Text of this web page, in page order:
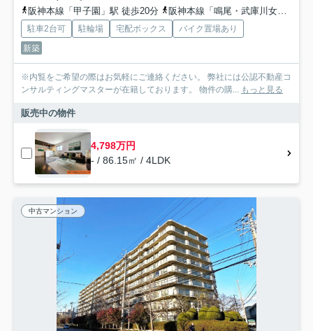
阪神本線「甲子園」駅 徒歩20分
阪神本線「鳴尾・武庫川女子大前」駅 徒歩26分
駐車2台可 駐輪場 宅配ボックス
バイク置場あり
新築
※内覧をご希望の際はお気軽にご連絡ください。 弊社には公認不動産コ
ンサルティングマスターが在籍しております。 物件の購... もっと見る
販売中の物件
4,798万円
- / 86.15㎡ / 4LDK
中古マンション